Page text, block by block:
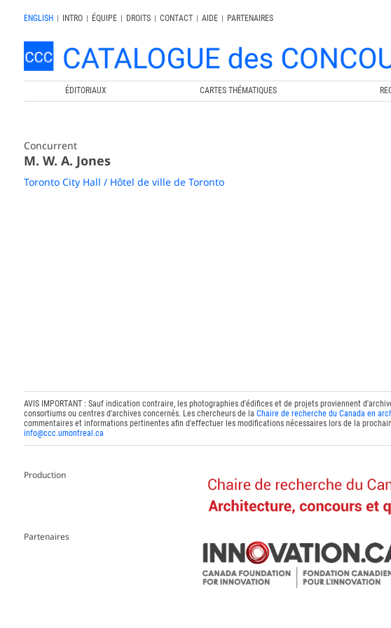
ENGLISH | INTRO | ÉQUIPE | DROITS | CONTACT | AIDE |
PARTENAIRES
ÉDITORIAUX CARTES THÉMATIQUES
Concurrent
M. W. A. Jones
Toronto City Hall / Hôtel de ville de Toronto
AVIS IMPORTANT : Sauf indication contraire, les photographies d'édifices et de projets proviennent
consortiums ou centres d'archives concernés. Les chercheurs de la Chaire de recherche du Canada en
commentaires et informations pertinentes afin d'effectuer les modifications nécessaires lors de la
info@ccc.umontreal.ca
Production
Partenaires